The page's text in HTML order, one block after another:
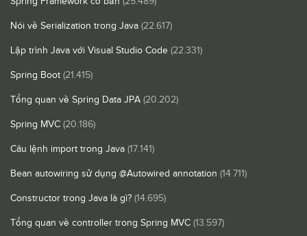
Nói về Serialization trong Java (22.617)
Lập trình Java với Visual Studio Code (22.331)
Spring Boot (21.415)
Tổng quan về Spring Data JPA (20.202)
Spring MVC (20.186)
Câu lệnh import trong Java (17.141)
Bean autowiring sử dụng @Autowired annotation (14.711)
Constructor trong Java là gì? (14.695)
Tổng quan về controller trong Spring MVC (13.597)